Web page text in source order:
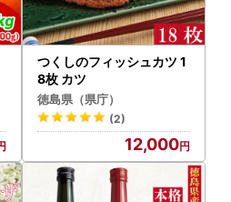
つくしのフィッシュカツ 1
8枚 カツ
徳島県（県庁）
(2)
12,000